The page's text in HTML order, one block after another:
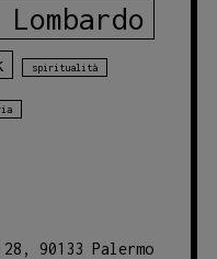
Lombardo
spiritualità
90133 Palermo